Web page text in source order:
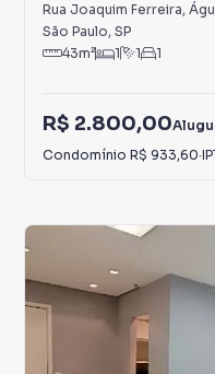
Rua Joaquim Ferreira,
São Paulo, SP
43m² 1 1 1
R$ 2.800,00
Condomínio R$ 933,60·